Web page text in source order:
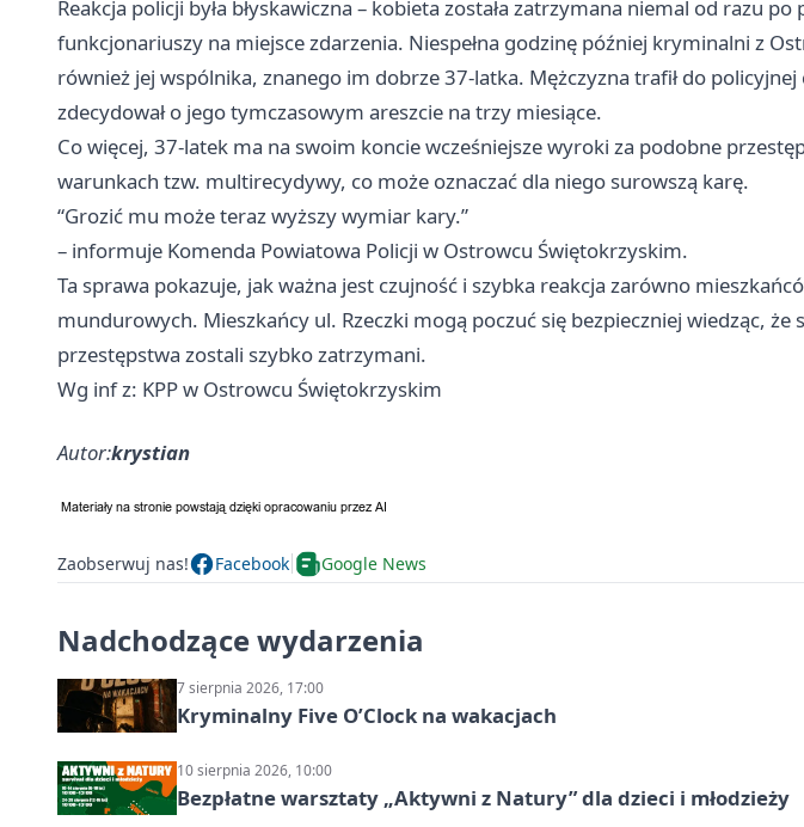
Reakcja policji była błyskawiczna – kobieta została zatrzymana niemal od razu po
funkcjonariuszy na miejsce zdarzenia. Niespełna godzinę później kryminalni z
również jej wspólnika, znanego im dobrze 37-latka. Mężczyzna trafił do policyjnej
zdecydował o jego tymczasowym areszcie na trzy miesiące.
Co więcej, 37-latek ma na swoim koncie wcześniejsze wyroki za podobne
warunkach tzw. multirecydywy, co może oznaczać dla niego surowszą karę.
“Grozić mu może teraz wyższy wymiar kary.”
– informuje Komenda Powiatowa Policji w Ostrowcu Świętokrzyskim.
Ta sprawa pokazuje, jak ważna jest czujność i szybka reakcja zarówno
mundurowych. Mieszkańcy ul. Rzeczki mogą poczuć się bezpieczniej wiedząc, że
przestępstwa zostali szybko zatrzymani.
Wg inf z: KPP w Ostrowcu Świętokrzyskim
Autor:krystian
Zaobserwuj nas! Facebook Google News
Nadchodzące wydarzenia
7 sierpnia 2026, 17:00
Kryminalny Five O’Clock na wakacjach
10 sierpnia 2026, 10:00
Bezpłatne warsztaty „Aktywni z Natury” dla dzieci i młodzieży